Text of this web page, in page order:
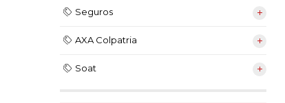
Seguros
AXA Colpatria
Soat